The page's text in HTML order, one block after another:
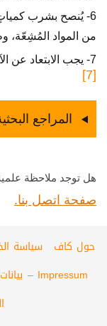
6- يُنصح بشرب
من المواد المُشِعّة،
7- يجب الابتعاد عن الآخرين من أجل سلامتهم، ولا سيما الأطفال.
[7]
المراجع
هل توجد ملاحظة
صفحة اتصل بنا.
حول كاف سياسة
Impressum – بيانات مشغّل الموقع